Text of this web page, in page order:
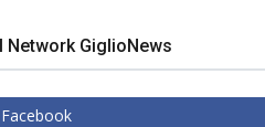
Network GiglioNews
Facebook